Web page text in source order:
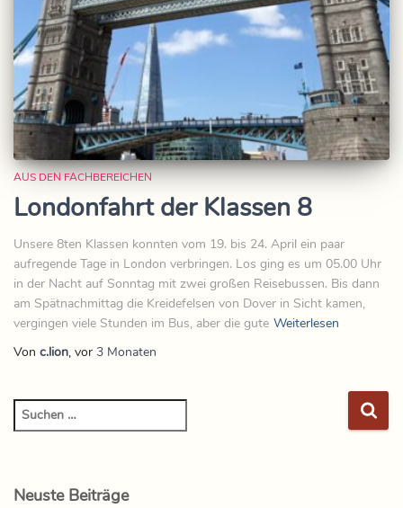
AUS DEN FACHBEREICHEN
Londonfahrt der Klassen 8
Unsere 8ten Klassen konnten vom 19. bis 24. April ein paar
aufregende Tage in London verbringen. Los ging es um 05.00 Uhr
in der Nacht auf Sonntag mit zwei großen Reisebussen. Bis dann
am Spätnachmittag die Kreidefelsen von Dover in Sicht kamen,
vergingen viele Stunden im Bus, aber die gute Weiterlesen
Von c.lion, vor 3 Monaten
Neuste Beiträge